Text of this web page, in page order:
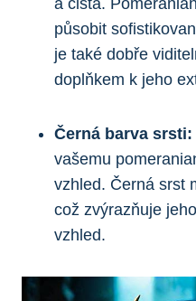
působit⁢
⁢je také dobře
doplňkem k ⁣jeho
Černá barva​ srsti:
vašemu
vzhled. ⁤Černá srst⁣
což zvýrazňuje
vzhled.